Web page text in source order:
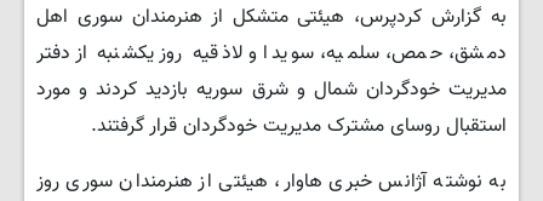
به گزارش کردپرس، هیئتی متشکل از هنرمندان سوری اهل
دمشق، حمص، سلمیه، سویدا و لاذقیه روز یکشنبه از دفتر
مدیریت خودگردان شمال و شرق سوریه بازدید کردند و مورد
استقبال روسای مشترک مدیریت خودگردان قرار گرفتند.
به نوشته آژانس خبری هاوار، هیئتی از هنرمندان سوری روز